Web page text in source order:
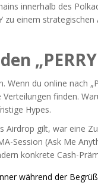
innerhalb des
zu einem
Wenn du online nach
finden.
Hypes.
Airdrop gilt, war eine
Session (Ask Me
konkrete Cash-
während der